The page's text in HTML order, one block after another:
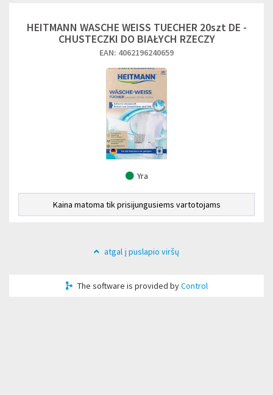
HEITMANN WASCHE WEISS TUECHER 20szt DE -
CHUSTECZKI DO BIAŁYCH RZECZY
EAN: 4062196240659
Yra
Kaina matoma tik prisijungusiems vartotojams
atgal į puslapio viršų
The software is provided byControl